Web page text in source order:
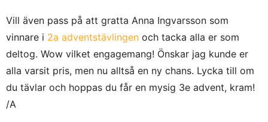
Vill även pass på att gratta Anna Ingvarsson som
vinnare i 2a adventstävlingen och tacka alla er som
deltog. Wow vilket engagemang! Önskar jag kunde er
alla varsit pris, men nu alltså en ny chans. Lycka till om
du tävlar och hoppas du får en mysig 3e advent, kram!
/A